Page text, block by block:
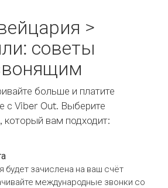
>
советы
больше и платите
с Viber Out. Выберите
который вам подходит:
будет зачислена на ваш счёт
международные звонки со